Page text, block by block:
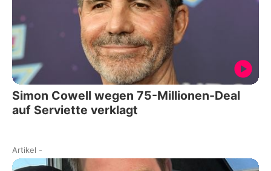
Simon Cowell wegen 75-Millionen-Deal
auf Serviette verklagt
Artikel -